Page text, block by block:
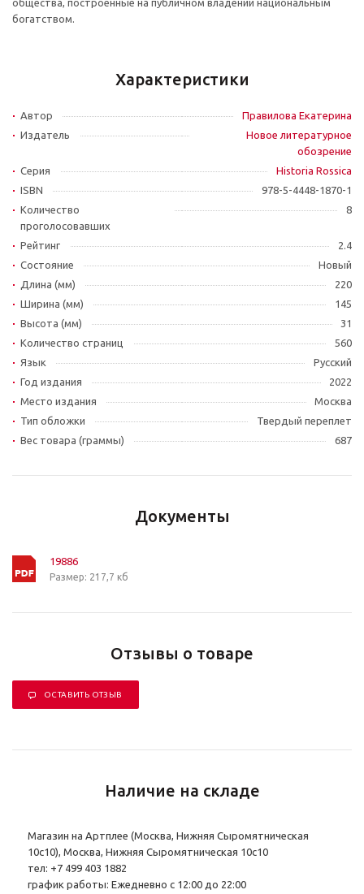
общества, построенные на публичном владении национальным
богатством.
Характеристики
Автор
Правилова Екатерина
Издатель
Новое литературное
обозрение
Серия
Historia Rossica
ISBN
978-5-4448-1870-1
Количество
проголосовавших
8
Рейтинг
2.4
Состояние
Новый
Длина (мм)
220
Ширина (мм)
145
Высота (мм)
31
Количество страниц
560
Язык
Русский
Год издания
2022
Место издания
Москва
Тип обложки
Твердый переплет
Вес товара (граммы)
687
Документы
19886
Размер: 217,7 кб
Отзывы о товаре
ОСТАВИТЬ ОТЗЫВ
Наличие на складе
Магазин на Артплее (Москва, Нижняя Сыромятническая
10с10), Москва, Нижняя Сыромятническая 10с10
тел: +7 499 403 1882
график работы: Ежедневно с 12:00 до 22:00